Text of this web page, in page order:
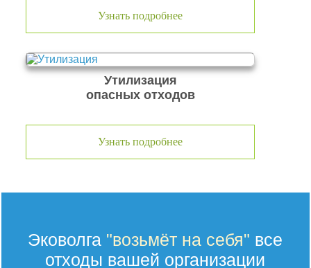
Узнать подробнее
Утилизация
опасных отходов
Узнать подробнее
Эковолга "возьмёт на себя" все
отходы вашей организации